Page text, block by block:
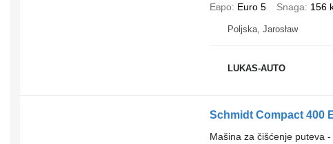
Евро
Euro 5 Snaga 156
Poljska, Jarosław
LUKAS-AUTO
Schmidt Compact 400
Mašina za čišćenje puteva